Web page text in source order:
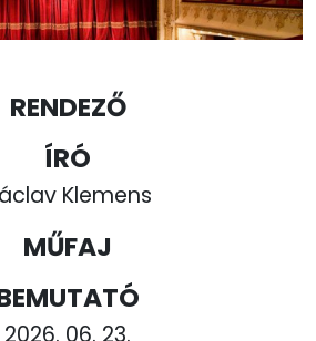
RENDEZŐ
ÍRÓ
Klemens
MŰFAJ
2026. 06. 23.